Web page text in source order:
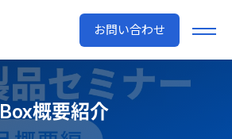
お問い合わせ
Box概要紹介